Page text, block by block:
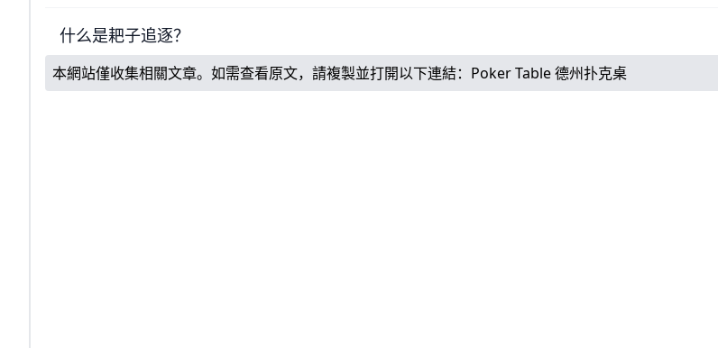
什么是耙子追逐？
本網站僅收集相關文章。如需查看原文，請複製並打開以下連結： Poker Table 德州扑克桌